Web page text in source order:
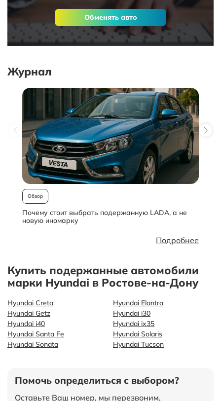
Обменять авто
Журнал
Обзор
Почему стоит выбрать подержанную LADA, а не
новую иномарку
Подробнее
Купить подержанные автомобили
марки Hyundai в Ростове-на-Дону
Hyundai Creta
Hyundai Elantra
Hyundai Getz
Hyundai i30
Hyundai i40
Hyundai ix35
Hyundai Santa Fe
Hyundai Solaris
Hyundai Sonata
Hyundai Tucson
Помочь определиться с выбором?
Оставьте Ваш номер, мы перезвоним,